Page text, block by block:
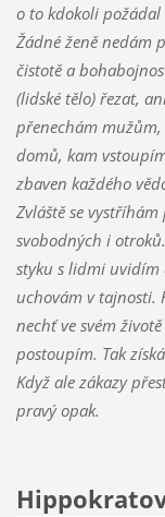
o to kdokoli
Žádné ženě nedám
čistotě a
(lidské tělo) řezat,
přenechám mužům,
domů, kam
zbaven každého
Zvláště se
svobodných i
styku s lidmi uvidím
uchovám v tajnosti.
nechť ve svém
postoupím. Tak
Když ale zákazy
pravý opak.